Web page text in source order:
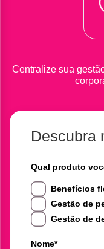
Centralize sua
Descubra
Qual produto
Benefícios
Gestão de
Gestão de
Nome*